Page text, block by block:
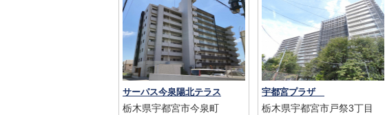
サーパス今泉陽北テラス
栃木県宇都宮市今泉町
宇都宮プラザ
栃木県宇都宮市戸祭3丁目